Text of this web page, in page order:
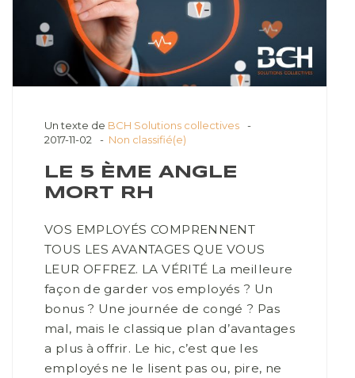
Un texte de BCH Solutions collectives
2017-11-02
Non classifié(e)
LE 5 ÈME ANGLE
MORT RH
VOS EMPLOYÉS COMPRENNENT
TOUS LES AVANTAGES QUE VOUS
LEUR OFFREZ. LA VÉRITÉ La meilleure
façon de garder vos employés ? Un
bonus ? Une journée de congé ? Pas
mal, mais le classique plan d’avantages
a plus à offrir. Le hic, c’est que les
employés ne le lisent pas ou, pire, ne